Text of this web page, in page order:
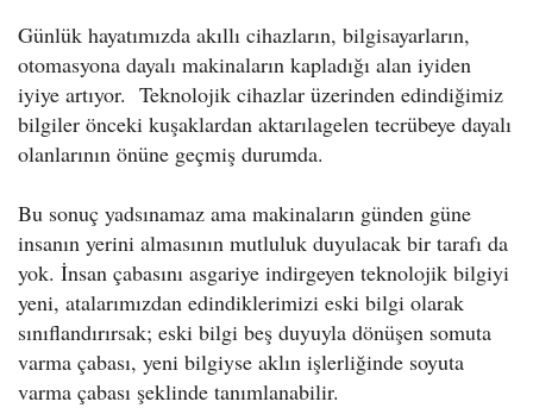
Günlük hayatımızda akıllı cihazların, bilgisayarların,
otomasyona dayalı makinaların kapladığı alan iyiden
iyiye artıyor. Teknolojik cihazlar üzerinden edindiğimiz
bilgiler önceki kuşaklardan aktarılagelen tecrübeye dayalı
olanlarının önüne geçmiş durumda.
Bu sonuç yadsınamaz ama makinaların günden güne
insanın yerini almasının mutluluk duyulacak bir tarafı da
yok. İnsan çabasını asgariye indirgeyen teknolojik bilgiyi
yeni, atalarımızdan edindiklerimizi eski bilgi olarak
sınıflandırırsak; eski bilgi beş duyuyla dönüşen somuta
varma çabası, yeni bilgiyse aklın işlerliğinde soyuta
varma çabası şeklinde tanımlanabilir.